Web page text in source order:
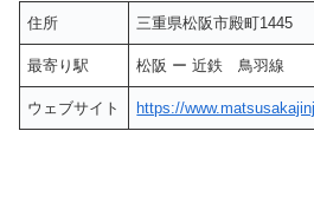
住所 三重県松阪市殿町1445
最寄り駅 松阪 ー 近鉄 鳥羽線
ウェブサイト https://